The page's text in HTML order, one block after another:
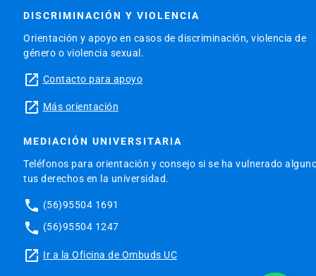
DISCRIMINACIÓN Y VIOLENCIA
Orientación y apoyo en casos de discriminación, violencia de
género o violencia sexual.
launch Contacto para apoyo
launch Más orientación
MEDIACIÓN UNIVERSITARIA
Teléfonos para orientación y consejo si se ha vulnerado
tus derechos en la universidad.
phone (56)95504 1691
phone (56)95504 1247
launch Ir a la Oficina de Ombuds UC